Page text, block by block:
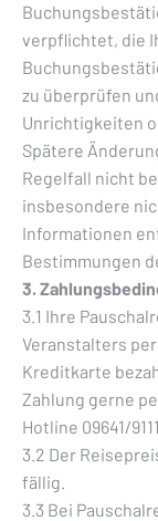
verpflichtet, die
zu überprüfen
Unrichtigkeiten
Spätere
Regelfall nicht
insbesondere
Informationen
Bestimmungen
3.
3.1 Ihre
Veranstalters
Kreditkarte
Zahlung gerne
Hotline 09641/
3.2 Der
fällig.
3.3 Bei